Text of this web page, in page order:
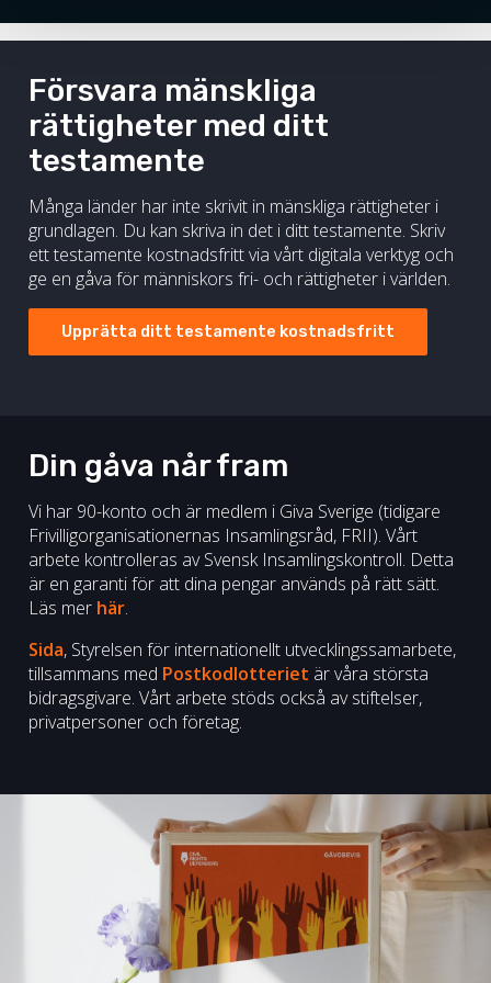
Försvara mänskliga
rättigheter med ditt
testamente
Många länder har inte skrivit in mänskliga rättigheter i
grundlagen. Du kan skriva in det i ditt testamente. Skriv
ett testamente kostnadsfritt via vårt digitala verktyg och
ge en gåva för människors fri- och rättigheter i världen.
Upprätta ditt testamente kostnadsfritt
Din gåva når fram
Vi har 90-konto och är medlem i Giva Sverige (tidigare
Frivilligorganisationernas Insamlingsråd, FRII). Vårt
arbete kontrolleras av Svensk Insamlingskontroll. Detta
är en garanti för att dina pengar används på rätt sätt.
Läs mer här.
Sida, Styrelsen för internationellt utvecklingssamarbete,
tillsammans med Postkodlotteriet är våra största
bidragsgivare. Vårt arbete stöds också av stiftelser,
privatpersoner och företag.